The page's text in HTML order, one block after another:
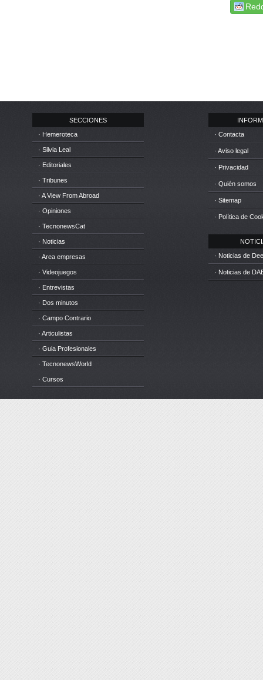
SECCIONES
· Hemeroteca
· Silvia Leal
· Editoriales
· Tribunes
· A View From Abroad
· Opiniones
· TecnonewsCat
· Noticias
· Area empresas
· Videojuegos
· Entrevistas
· Dos minutos
· Campo Contrario
· Articulistas
· Guia Profesionales
· TecnonewsWorld
· Cursos
· Contacta
· Aviso legal
· Privacidad
· Quién somos
· Sitemap
· Política de
· Noticias de
· Noticias de